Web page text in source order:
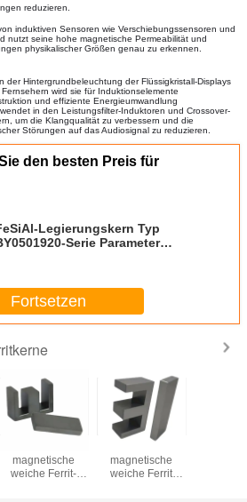
reduzieren.
induktiven Sensoren wie Verschiebungssensoren und
nutzt seine hohe magnetische Permeabilität und
physikalischer Größen genau zu erkennen.
der Hintergrundbeleuchtung der Flüssigkristall-Displays
wird sie für Induktionselemente
und effiziente Energieumwandlung
in den Leistungsfilter-Induktoren und Crossover-
um die Klangqualität zu verbessern und die
Störungen auf das Audiosignal zu reduzieren.
den besten Preis für
Legierungskern Typ
Serie Parameter
Fortsetzen
magnetische
weiche Ferrit-
magnetische
weiche Ferrit